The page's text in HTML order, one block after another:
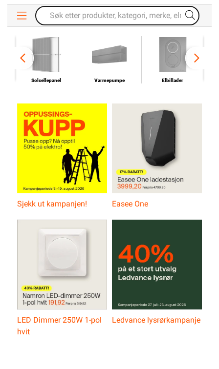
Solcellepanel Varmepumpe Elbillader
Sjekk ut kampanjen! Easee One
LED Dimmer 250W 1-pol
hvit
Ledvance lysrørkampanje